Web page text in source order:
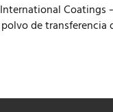
International Coatings
polvo de transferencia